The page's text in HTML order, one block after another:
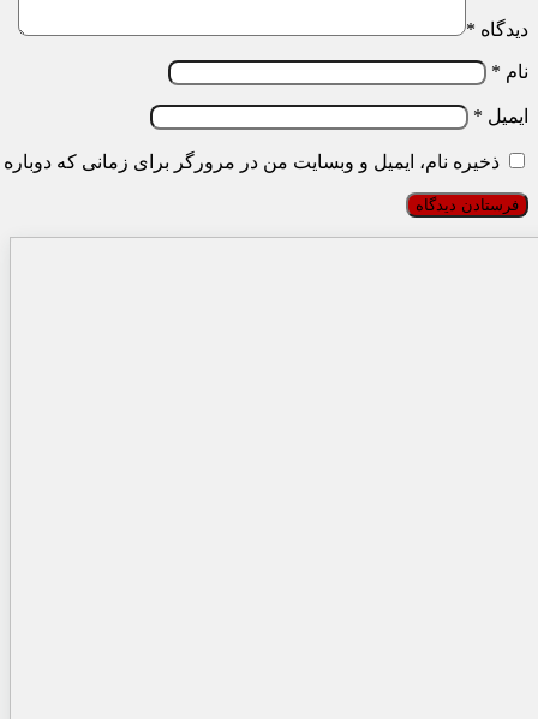
دیدگاه *
نام *
ایمیل *
ذخیره نام، ایمیل و وبسایت من در مرورگر برای زمانی که